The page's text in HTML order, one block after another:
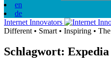
en
de
Internet Innovators
Different • Smart • Inspiring •
Schlagwort: Expedia